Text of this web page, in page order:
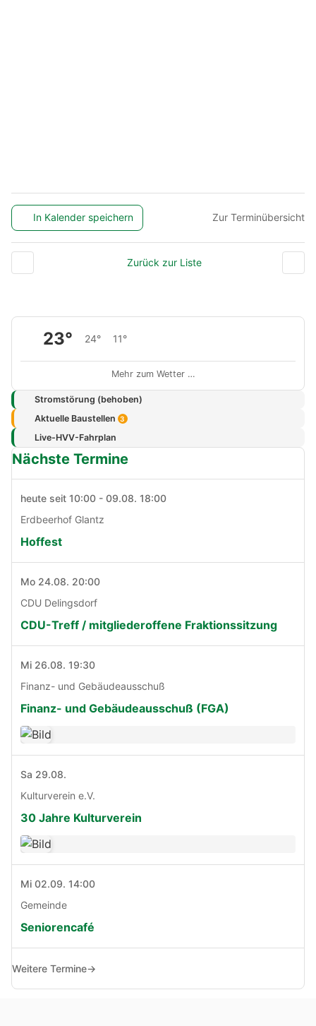
In Kalender speichern Zur Terminübersicht
Zurück zur Liste
23° 24° 11°
Mehr zum Wetter …
Stromstörung (behoben)
Aktuelle Baustellen 3
Live-HVV-Fahrplan
Nächste Termine
heute seit 10:00 - 09.08. 18:00
Erdbeerhof Glantz
Hoffest
Mo 24.08. 20:00
CDU Delingsdorf
CDU-Treff / mitgliederoffene Fraktionssitzung
Mi 26.08. 19:30
Finanz- und Gebäudeausschuß
Finanz- und Gebäudeausschuß (FGA)
Sa 29.08.
Kulturverein e.V.
30 Jahre Kulturverein
Mi 02.09. 14:00
Gemeinde
Seniorencafé
Weitere Termine→